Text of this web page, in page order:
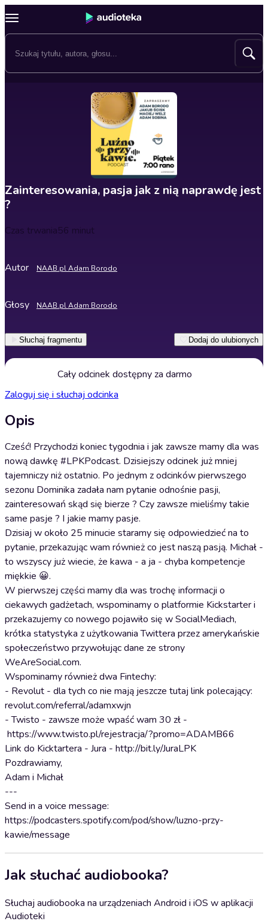
Zainteresowania, pasja jak z nią naprawdę jest
?
Czas trwania56 minut
Autor NAAB.pl Adam Borodo
Głosy NAAB.pl Adam Borodo
Słuchaj fragmentu Dodaj do ulubionych
Cały odcinek dostępny za darmo
Zaloguj się i słuchaj odcinka
Opis
Cześć! Przychodzi koniec tygodnia i jak zawsze mamy dla was
nową dawkę #LPKPodcast. Dzisiejszy odcinek już mniej
tajemniczy niż ostatnio. Po jednym z odcinków pierwszego
sezonu Dominika zadała nam pytanie odnośnie pasji,
zainteresowań skąd się bierze ? Czy zawsze mieliśmy takie
same pasje ? I jakie mamy pasje.
Dzisiaj w około 25 minucie staramy się odpowiedzieć na to
pytanie, przekazując wam również co jest naszą pasją. Michał -
to wszyscy już wiecie, że kawa - a ja - chyba kompetencje
miękkie 😀.
W pierwszej części mamy dla was trochę informacji o
ciekawych gadżetach, wspominamy o platformie Kickstarter i
przekazujemy co nowego pojawiło się w SocialMediach,
krótka statystyka z użytkowania Twittera przez amerykańskie
społeczeństwo przywołując dane ze strony
WeAreSocial.com.
Wspominamy również dwa Fintechy:
- Revolut - dla tych co nie mają jeszcze tutaj link polecający:
revolut.com/referral/adamxwjn
- Twisto - zawsze może wpaść wam 30 zł -
https://www.twisto.pl/rejestracja/?promo=ADAMB66
Link do Kicktartera - Jura - http://bit.ly/JuraLPK
Pozdrawiamy,
Adam i Michał
---
Send in a voice message:
https://podcasters.spotify.com/pod/show/luzno-przy-
kawie/message
Jak słuchać audiobooka?
Słuchaj audiobooka na urządzeniach Android i iOS w aplikacji
Audioteki